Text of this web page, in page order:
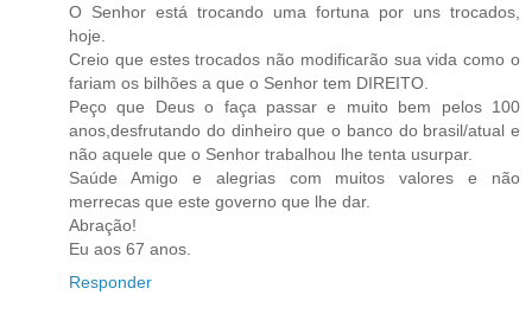
O Senhor está trocando uma fortuna por uns trocados,
hoje.
Creio que estes trocados não modificarão sua vida como o
fariam os bilhões a que o Senhor tem DIREITO.
Peço que Deus o faça passar e muito bem pelos 100
anos,desfrutando do dinheiro que o banco do brasil/atual e
não aquele que o Senhor trabalhou lhe tenta usurpar.
Saúde Amigo e alegrias com muitos valores e não
merrecas que este governo que lhe dar.
Abração!
Eu aos 67 anos.
Responder